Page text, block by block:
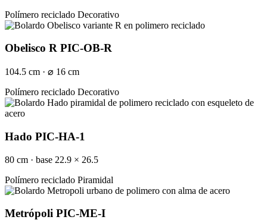
Polímero reciclado Decorativo
Obelisco R PIC-OB-R
104.5 cm · ⌀ 16 cm
Polímero reciclado Decorativo
Hado PIC-HA-1
80 cm · base 22.9 × 26.5
Polímero reciclado Piramidal
Metrópoli PIC-ME-I